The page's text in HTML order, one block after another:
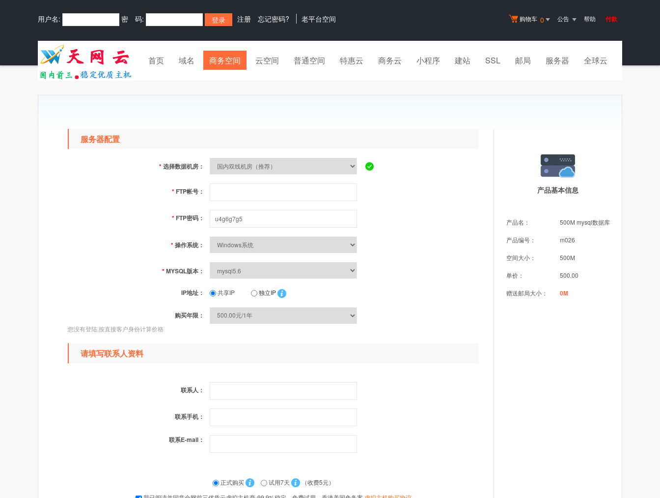
购物车 0 公告 帮助 付款
用户名: 密 码: 注册 忘记密码? 老平台空间
首页 域名 商务空间 云空间 普通空间 特惠云 商务云 小程序 建站 SSL 邮局 服务器 全球云
产品基本信息
产品名： 500M mysql数据库
产品编号： m026
空间大小： 500M
单价： 500.00
赠送邮局大小： 0M
服务器配置
*选择数据机房：
* FTP帐号：
* FTP密码：
*操作系统：
*MYSQL版本：
IP地址： 共享IP 独立IP
购买年限：
您没有登陆,按直接客户身份计算价格
请填写联系人资料
联系人：
联系手机：
联系E-mail：
正式购买 试用7天
（收费5元）